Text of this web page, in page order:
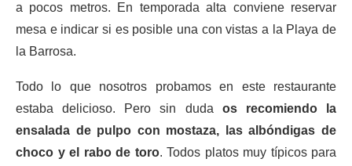
a pocos metros. En temporada alta conviene reservar
mesa e indicar si es posible una con vistas a la Playa de
la Barrosa.
Todo lo que nosotros probamos en este restaurante
estaba delicioso. Pero sin duda os recomiendo la
ensalada de pulpo con mostaza, las albóndigas de
choco y el rabo de toro. Todos platos muy típicos para